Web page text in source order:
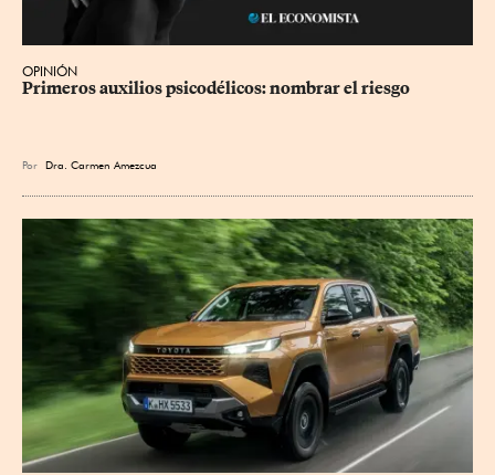
OPINIÓN
Primeros auxilios psicodélicos: nombrar el riesgo
Por Dra. Carmen Amezcua